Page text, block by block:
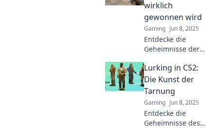
Gewinner wirst und
überlistest.
wirklich
gewonnen wird
Gaming Jun 8, 2025
Entdecke die
Geheimnisse der
und finde heraus,
wie du im Spiel
wirklich gewinnst!
Tipps, Tricks und
Strategien warten
auf dich!
Lurking in CS2:
Die Kunst der
Tarnung
Gaming Jun 8, 2025
Entdecke die
Geheimnisse des